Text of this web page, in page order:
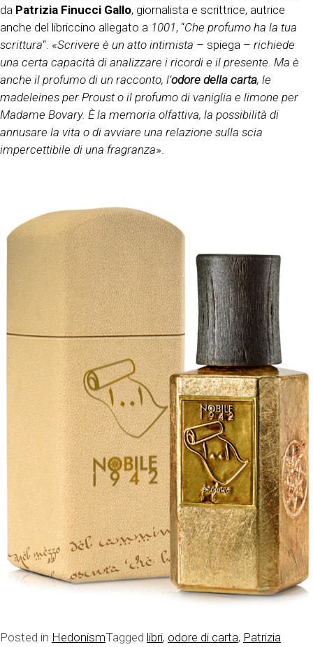
da Patrizia Finucci Gallo, giornalista e scrittrice, autrice
anche del libriccino allegato a 1001, “Che profumo ha la tua
scrittura“. «Scrivere è un atto intimista – spiega – richiede
una certa capacità di analizzare i ricordi e il presente. Ma è
anche il profumo di un racconto, l’odore della carta, le
madeleines per Proust o il profumo di vaniglia e limone per
Madame Bovary. È la memoria olfattiva, la possibilità di
annusare la vita o di avviare una relazione sulla scia
impercettibile di una fragranza».
Posted in HedonismTagged libri, odore di carta, Patrizia